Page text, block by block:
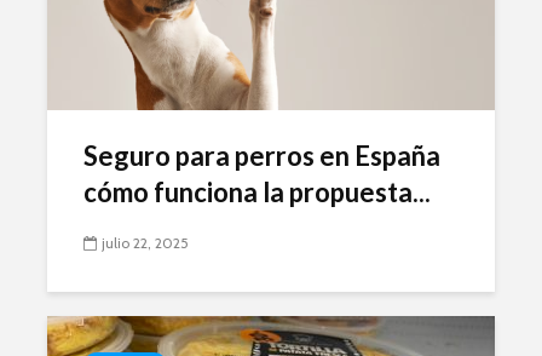
Seguro para perros en España
cómo funciona la propuesta...
julio 22, 2025